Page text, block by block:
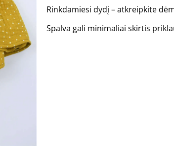
Rinkdamiesi dydį – atkreipkite
Spalva gali minimaliai skirtis